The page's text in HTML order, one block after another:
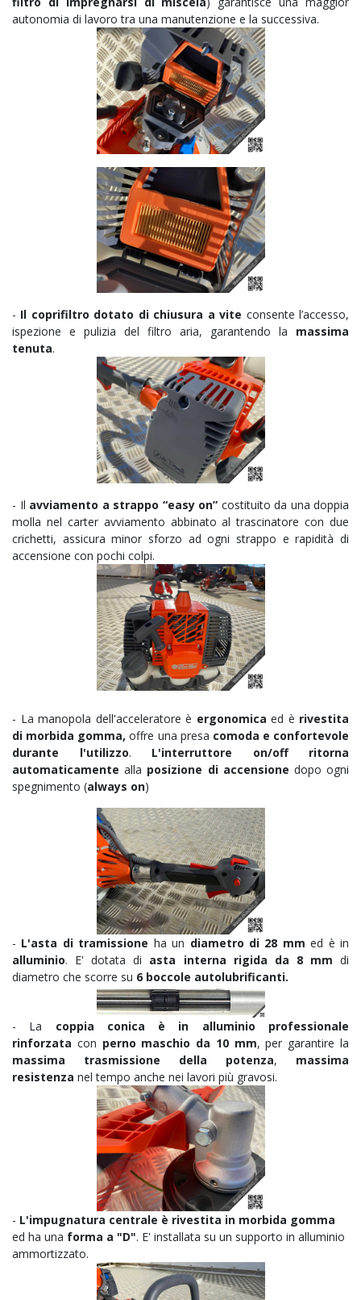
autonomia di lavoro tra una manutenzione e la successiva.
- Il coprifiltro dotato di chiusura a vite consente l’accesso,
ispezione e pulizia del filtro aria, garantendo la massima
tenuta.
- Il avviamento a strappo “easy on” costituito da una doppia
molla nel carter avviamento abbinato al trascinatore con due
crichetti, assicura minor sforzo ad ogni strappo e rapidità di
accensione con pochi colpi.
- La manopola dell'acceleratore è ergonomica ed è rivestita
di morbida gomma, offre una presa comoda e confortevole
durante l'utilizzo. L'interruttore on/off
ritorna
automaticamente alla posizione di accensione dopo ogni
spegnimento (always on)
- L'asta di tramissione ha un diametro di 28 mm ed è in
alluminio. E' dotata di asta interna rigida da 8 mm di
diametro che scorre su 6 boccole autolubrificanti.
- La coppia conica è in alluminio professionale
rinforzata con perno maschio da 10 mm, per garantire la
massima trasmissione della potenza, massima
resistenza nel tempo anche nei lavori più gravosi.
- L'impugnatura centrale è rivestita in morbida gomma
ed ha una forma a "D". E' installata su un supporto in alluminio
ammortizzato.